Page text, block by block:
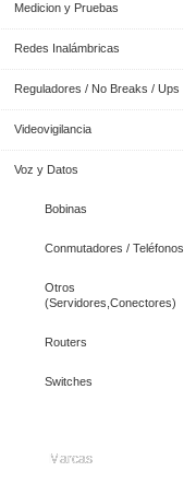
Medicion y Pruebas
Redes Inalámbricas
Reguladores / No Breaks / Ups
Videovigilancia
Voz y Datos
Bobinas
Conmutadores / Teléfonos
Otros
(Servidores,Conectores)
Routers
Switches
Marcas